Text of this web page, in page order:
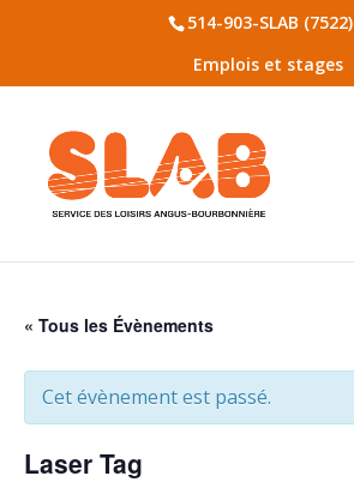
514-903-SLAB (7522)
Emplois et stages
« Tous les Évènements
Cet évènement est passé.
Laser Tag